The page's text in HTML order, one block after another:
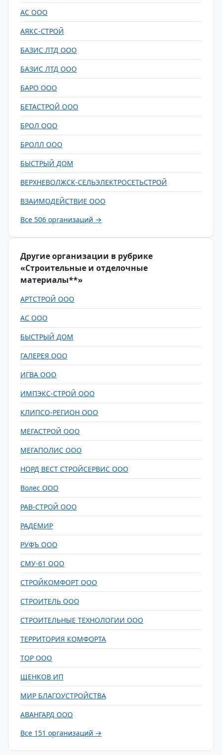
АС ООО
АЯКС-СТРОЙ
БАЗИС ЛТД ООО
БАЗИС ЛТД ООО
БАРО ООО
БЕТАСТРОЙ ООО
БРОЛ ООО
БРОЛЛ ООО
БЫСТРЫЙ ДОМ
ВЕРХНЕВОЛЖСК-СЕЛЬЭЛЕКТРОСЕТЬСТРОЙ
ВЗАИМОДЕЙСТВИЕ ООО
Все 506 организаций →
Другие организации в рубрике
«Строительные и отделочные
материалы**»
АРТСТРОЙ ООО
АС ООО
БЫСТРЫЙ ДОМ
ГАЛЕРЕЯ ООО
ИГВА ООО
ИМПЭКС-СТРОЙ ООО
КЛИПСО-РЕГИОН ООО
МЕГАСТРОЙ ООО
МЕГАПОЛИС ООО
НОРД ВЕСТ СТРОЙСЕРВИС ООО
Волес ООО
РАВ-СТРОЙ ООО
РАДЕМИР
РУФЪ ООО
СМУ-61 ООО
СТРОЙКОМФОРТ ООО
СТРОИТЕЛЬ ООО
СТРОИТЕЛЬНЫЕ ТЕХНОЛОГИИ ООО
ТЕРРИТОРИЯ КОМФОРТА
ТОР ООО
ЩЕНКОВ ИП
МИР БЛАГОУСТРОЙСТВА
АВАНГАРД ООО
Все 151 организаций →